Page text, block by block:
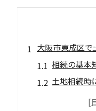
大阪市東成区
相続の基本
土地相続時
東成区で